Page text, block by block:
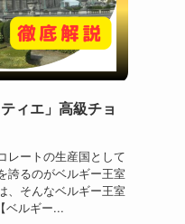
ィエ」高級チョ
レートの生産国として
誇るのがベルギー王室
、そんなベルギー王室
ベルギー...